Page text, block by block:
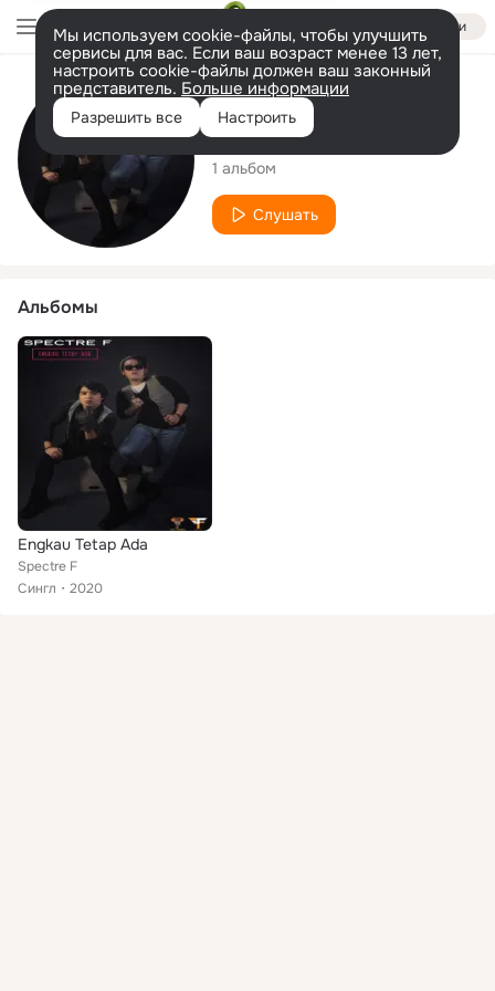
Войти
Мы используем cookie-файлы, чтобы улучшить
сервисы для вас. Если ваш возраст менее 13 лет,
настроить cookie-файлы должен ваш законный
представитель. Больше информации
Разрешить все Настроить
Исполнитель
Spectre F
1 альбом
Слушать
Альбомы
Engkau Tetap Ada
Spectre F
Сингл
2020